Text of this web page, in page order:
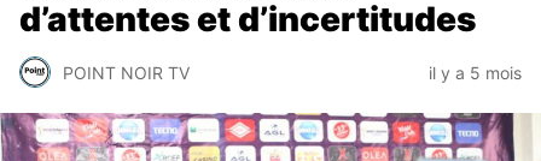
d’attentes et d’incertitudes
POINT NOIR TV il y a 5 mois